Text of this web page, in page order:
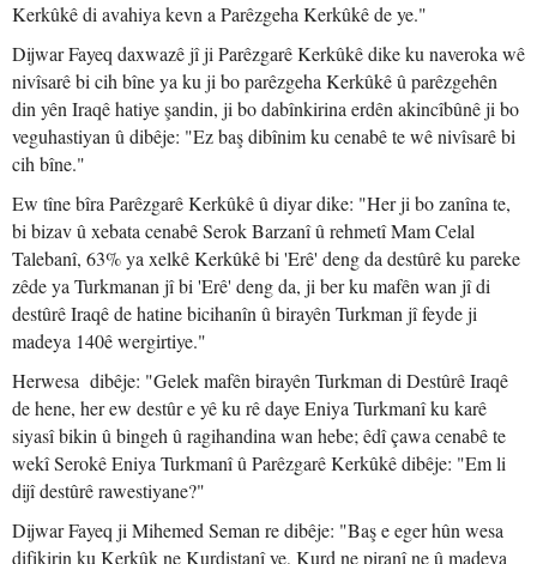
Kerkûkê di avahiya kevn a Parêzgeha Kerkûkê de ye."
Dijwar Fayeq daxwazê jî ji Parêzgarê Kerkûkê dike ku naveroka wê
nivîsarê bi cih bîne ya ku ji bo parêzgeha Kerkûkê û parêzgehên
din yên Iraqê hatiye şandin, ji bo dabînkirina erdên akincîbûnê ji bo
veguhastiyan û dibêje: "Ez baş dibînim ku cenabê te wê nivîsarê bi
cih bîne."
Ew tîne bîra Parêzgarê Kerkûkê û diyar dike: "Her ji bo zanîna te,
bi bizav û xebata cenabê Serok Barzanî û rehmetî Mam Celal
Talebanî, 63% ya xelkê Kerkûkê bi 'Erê' deng da destûrê ku pareke
zêde ya Turkmanan jî bi 'Erê' deng da, ji ber ku mafên wan jî di
destûrê Iraqê de hatine bicihanîn û birayên Turkman jî feyde ji
madeya 140ê wergirtiye."
Herwesa dibêje: "Gelek mafên birayên Turkman di Destûrê Iraqê
de hene, her ew destûr e yê ku rê daye Eniya Turkmanî ku karê
siyasî bikin û bingeh û ragihandina wan hebe; êdî çawa cenabê te
wekî Serokê Eniya Turkmanî û Parêzgarê Kerkûkê dibêje: "Em li
dijî destûrê rawestiyane?"
Dijwar Fayeq ji Mihemed Seman re dibêje: "Baş e eger hûn wesa
difikirin ku Kerkûk ne Kurdistanî ye, Kurd ne piranî ne û madeya